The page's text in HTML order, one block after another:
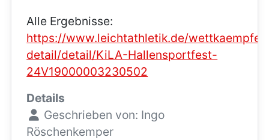
Alle Ergebnisse:
https://www.leichtathletik.de/wettkaempfe/
detail/detail/KiLA-Hallensportfest-
24V19000003230502
Details
Geschrieben von: Ingo
Röschenkemper